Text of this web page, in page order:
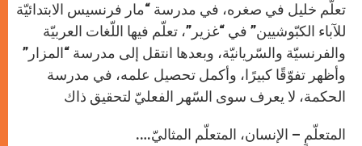
تعلّم خليل في صغره، في مدرسة “مار فرنسيس الابتدائيّة
للآباء الكبّوشيين” في “غزير”، تعلّم فيها اللّغات العربيّة
والفرنسيّة والسّريانيّة، وبعدها انتقل إلى مدرسة “المزار”
وأظهر تفوّقًا كبيرًا، وأكمل تحصيل علمه، في مدرسة
الحكمة، لا يعرف سوى السّهر الفعليّ لتحقيق ذاك
المتعلّمٍ – الإنسان، المتعلّم المثاليّ….